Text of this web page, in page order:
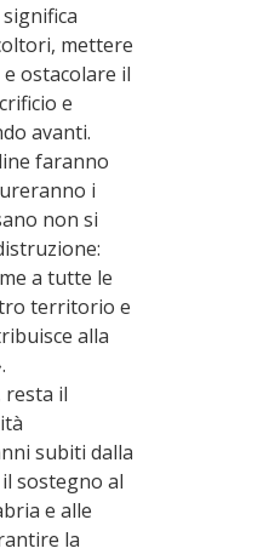
mettere
ostacolare il
e
avanti.
faranno
i
non si
a tutte le
territorio e
alla
resta il
subiti dalla
sostegno al
e alle
la